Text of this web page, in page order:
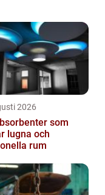
2026
som
lugna och
rum